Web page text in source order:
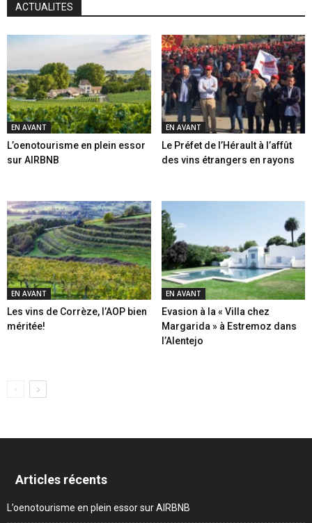
ACTUALITES
EN AVANT
L’oenotourisme en plein essor
sur AIRBNB
EN AVANT
Le Préfet de l’Hérault à l’affût
des vins étrangers en rayons
EN AVANT
Les vins de Corrèze, l’AOP bien
méritée!
EN AVANT
Evasion à la « Villa chez
Margarida » à Estremoz dans
l’Alentejo
Articles récents
L’oenotourisme en plein essor sur AIRBNB